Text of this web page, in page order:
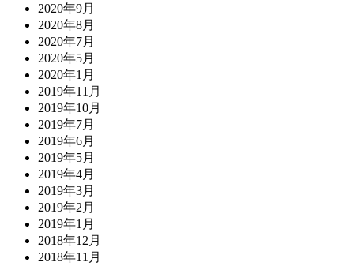
2020年9月
2020年8月
2020年7月
2020年5月
2020年1月
2019年11月
2019年10月
2019年7月
2019年6月
2019年5月
2019年4月
2019年3月
2019年2月
2019年1月
2018年12月
2018年11月